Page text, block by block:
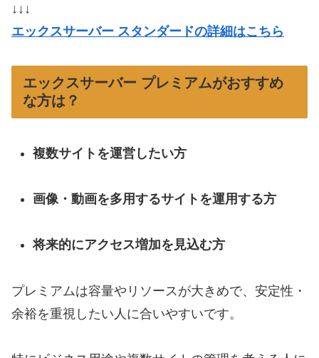
↓↓↓
エックスサーバー スタンダードの詳細はこちら
エックスサーバー プレミアムがおすすめ
な方は？
複数サイトを運営したい方
画像・動画を多用するサイトを運用する方
将来的にアクセス増加を見込む方
プレミアムは容量やリソースが大きめで、安定性・
余裕を重視したい人に合いやすいです。